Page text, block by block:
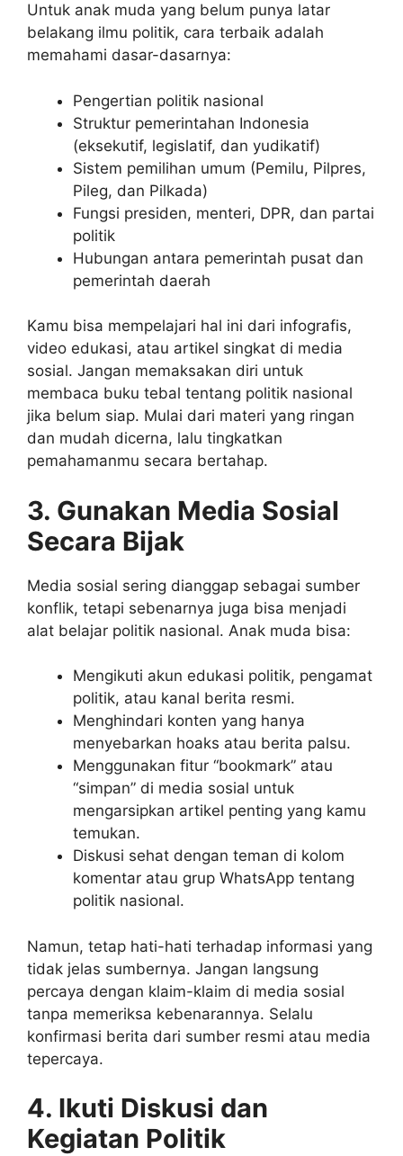
Untuk anak muda yang belum punya latar
belakang ilmu politik, cara terbaik adalah
memahami dasar-dasarnya:
Pengertian politik nasional
Struktur pemerintahan Indonesia
(eksekutif, legislatif, dan yudikatif)
Sistem pemilihan umum (Pemilu, Pilpres,
Pileg, dan Pilkada)
Fungsi presiden, menteri, DPR, dan partai
politik
Hubungan antara pemerintah pusat dan
pemerintah daerah
Kamu bisa mempelajari hal ini dari infografis,
video edukasi, atau artikel singkat di media
sosial. Jangan memaksakan diri untuk
membaca buku tebal tentang politik nasional
jika belum siap. Mulai dari materi yang ringan
dan mudah dicerna, lalu tingkatkan
pemahamanmu secara bertahap.
3. Gunakan Media Sosial
Secara Bijak
Media sosial sering dianggap sebagai sumber
konflik, tetapi sebenarnya juga bisa menjadi
alat belajar politik nasional. Anak muda bisa:
Mengikuti akun edukasi politik, pengamat
politik, atau kanal berita resmi.
Menghindari konten yang hanya
menyebarkan hoaks atau berita palsu.
Menggunakan fitur “bookmark” atau
“simpan” di media sosial untuk
mengarsipkan artikel penting yang kamu
temukan.
Diskusi sehat dengan teman di kolom
komentar atau grup WhatsApp tentang
politik nasional.
Namun, tetap hati-hati terhadap informasi yang
tidak jelas sumbernya. Jangan langsung
percaya dengan klaim-klaim di media sosial
tanpa memeriksa kebenarannya. Selalu
konfirmasi berita dari sumber resmi atau media
tepercaya.
4. Ikuti Diskusi dan
Kegiatan Politik